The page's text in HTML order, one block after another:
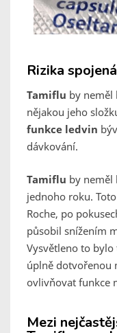
Rizika
Tamiflu by
nějakou jeho
funkce ledvin
dávkování.
Tamiflu by neměl
jednoho roku.
Roche, po
působil snížením
Vysvětleno to
úplně dotvořenou
ovlivňovat funkce
Mezi